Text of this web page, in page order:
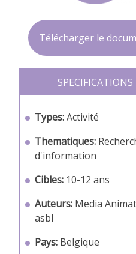
Télécharger le
SPECIFICATIONS
Types: Activité
Thematiques:
d'information
Cibles: 10-12 ans
Auteurs: Media
asbl
Pays: Belgique